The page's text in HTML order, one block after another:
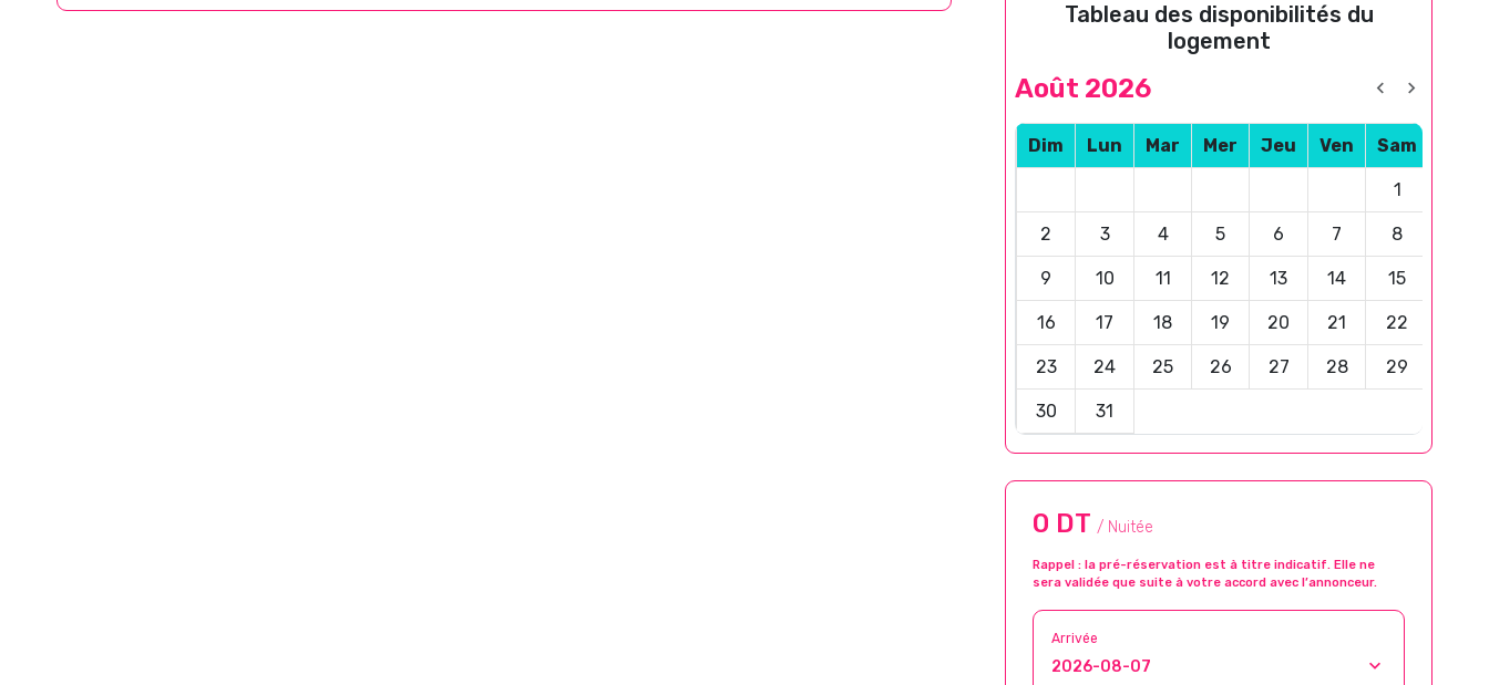
Tableau des disponibilités du
logement
Août 2026
Dim Lun Mar Mer Jeu Ven Sam
1
2 3 4 5 6 7 8
9 10 11 12 13 14 15
16 17 18 19 20 21 22
23 24 25 26 27 28 29
30 31
0 DT / Nuitée
Rappel : la pré-réservation est à titre indicatif. Elle ne
sera validée que suite à votre accord avec l’annonceur.
Arrivée